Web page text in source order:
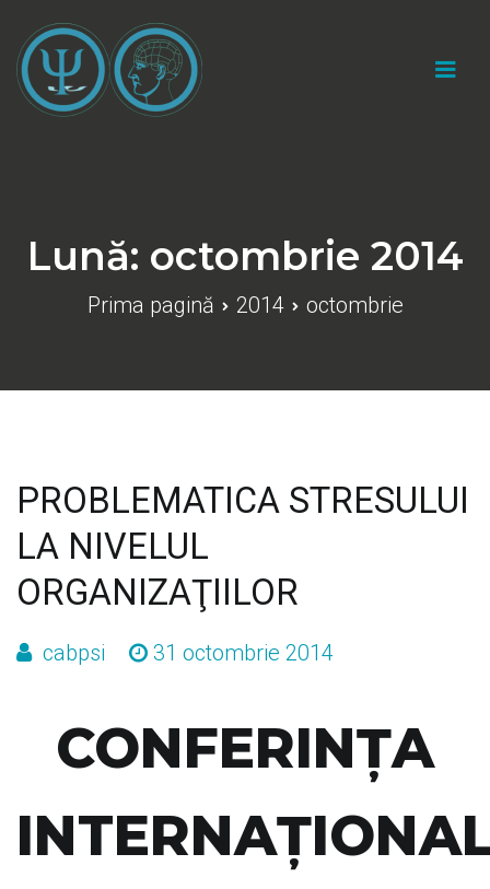
conținut
Lună: octombrie 2014
Prima pagină 2014 octombrie
PROBLEMATICA STRESULUI
LA NIVELUL
ORGANIZAŢIILOR
cabpsi 31 octombrie 2014
CONFERINŢA